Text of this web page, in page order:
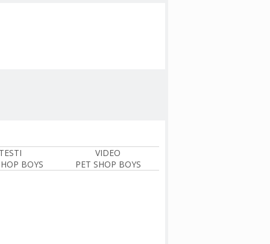
BOYS
VIDEO
PET SHOP BOYS